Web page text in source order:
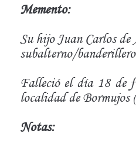
Memento:
Su hijo Juan Carlos de
subalterno/
Falleció el día 18 de
localidad de Bormujos
Notas: